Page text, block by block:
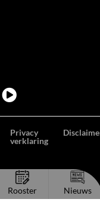
Rooster Nieuws
Privacy
verklaring